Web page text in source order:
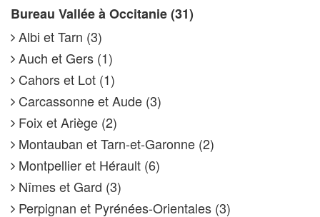
Bureau Vallée à Occitanie (31)
Albi et Tarn (3)
Auch et Gers (1)
Cahors et Lot (1)
Carcassonne et Aude (3)
Foix et Ariège (2)
Montauban et Tarn-et-Garonne (2)
Montpellier et Hérault (6)
Nîmes et Gard (3)
Perpignan et Pyrénées-Orientales (3)